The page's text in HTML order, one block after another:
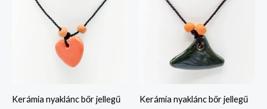
Kerámia nyaklánc bőr jellegű
Kerámia nyaklánc bőr jellegű